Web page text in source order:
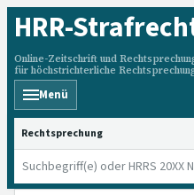
HRR-
Online-Zeitschrift und
für höchstrichterliche
Menü
HRRS durchsuchen